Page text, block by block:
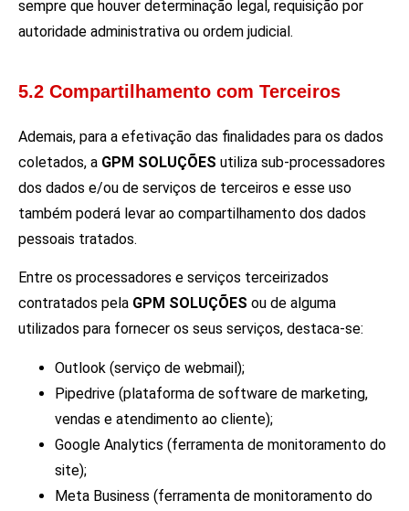
sempre que houver determinação legal, requisição por
autoridade administrativa ou ordem judicial.
5.2 Compartilhamento com Terceiros
Ademais, para a efetivação das finalidades para os dados
coletados, a GPM SOLUÇÕES utiliza sub-processadores
dos dados e/ou de serviços de terceiros e esse uso
também poderá levar ao compartilhamento dos dados
pessoais tratados.
Entre os processadores e serviços terceirizados
contratados pela GPM SOLUÇÕES ou de alguma
utilizados para fornecer os seus serviços, destaca-se:
Outlook (serviço de webmail);
Pipedrive (plataforma de software de marketing,
vendas e atendimento ao cliente);
Google Analytics (ferramenta de monitoramento do
site);
Meta Business (ferramenta de monitoramento do